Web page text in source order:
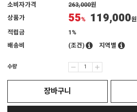
소비자가격 263,000원
상품가
55% 119,000원
적립금
1%
배송비
(조건) 지역별
수량
장바구니